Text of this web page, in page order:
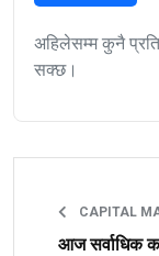
अहिलेसम्म कुनै
सक्छ।
CAPITAL
आज सर्वाधिक